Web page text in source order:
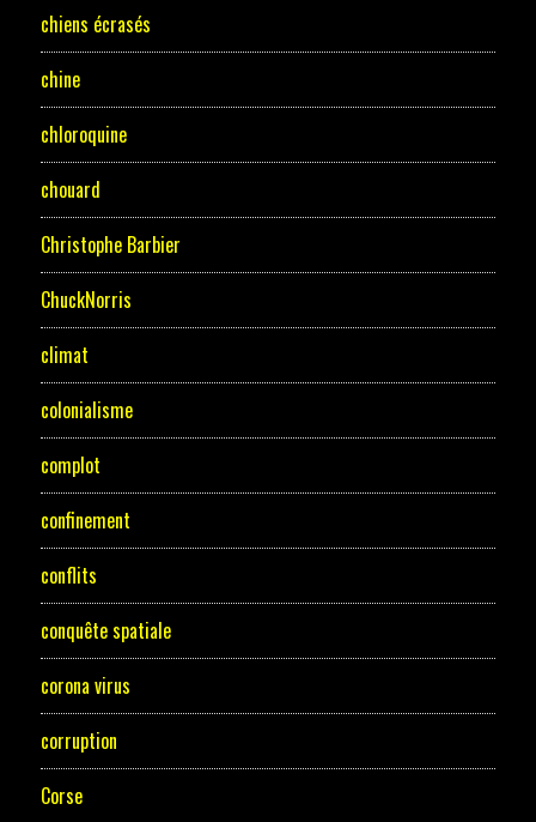
chiens écrasés
chine
chloroquine
chouard
Christophe Barbier
ChuckNorris
climat
colonialisme
complot
confinement
conflits
conquête spatiale
corona virus
corruption
Corse